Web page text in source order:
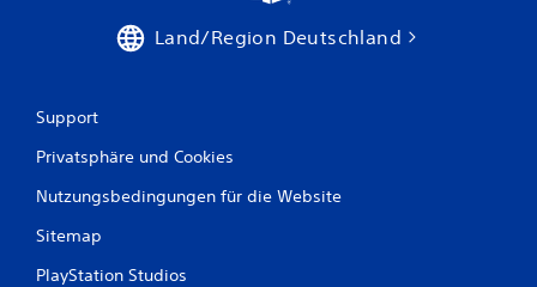
Land/Region Deutschland
Support
Privatsphäre und Cookies
Nutzungsbedingungen für die Website
Sitemap
PlayStation Studios